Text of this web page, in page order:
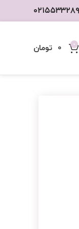
0
0 تومان